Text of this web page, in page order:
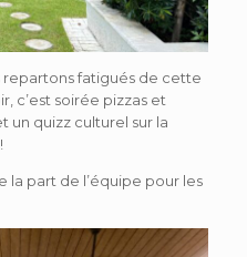
fatigués de cette
c’est soirée pizzas et
un quizz culturel sur la
la part de l’équipe pour les